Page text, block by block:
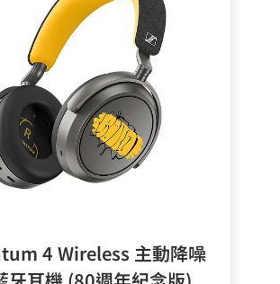
4 Wireless 主動降噪